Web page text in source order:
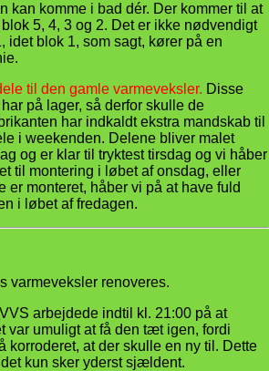
kan komme i bad dér. Der kommer til at
5, 4, 3 og 2. Det er ikke nødvendigt
idet blok 1, som sagt, kører på en
til den gamle varmeveksler. Disse
har på lager, så derfor skulle de
har indkaldt ekstra mandskab til
i weekenden. Delene bliver malet
og er klar til tryktest tirsdag og vi håber
til montering i løbet af onsdag, eller
er monteret, håber vi på at have fuld
i løbet af fredagen.
varmeveksler renoveres.
arbejdede indtil kl. 21:00 på at
var umuligt at få den tæt igen, fordi
korroderet, at der skulle en ny til. Dette
kun sker yderst sjældent.